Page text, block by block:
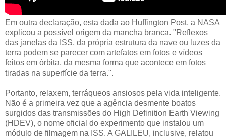
Em outra declaração, esta dada ao Huffington Post, a NASA
explicou a possível origem da mancha branca. "Reflexos
das janelas da ISS, da própria estrutura da nave ou luzes da
terra podem se parecer com artefatos em fotos e vídeos
feitos em órbita, da mesma forma que acontece em fotos
tiradas na superfície da terra.".
Portanto, relaxem, terráqueos ansiosos pela vida inteligente.
Não é a primeira vez que a agência desmente boatos
surgidos das transmissões do High Definition Earth Viewing
(HDEV), o nome oficial do experimento que instalou um
módulo de filmagem na ISS. A GALILEU, inclusive, relatou